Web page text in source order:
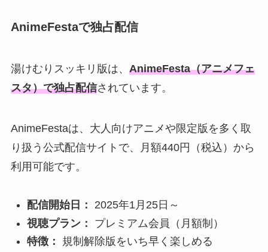
AnimeFestaで独占配信
湯けむりスッキリ版は、 AnimeFesta（アニメフェ
スタ）で独占配信されています。
AnimeFestaは、大人向けアニメや限定版を多く取
り扱う公式配信サイトで、月額440円（税込）から
利用可能です。
配信開始日：
2025年1月25日～
視聴プラン：
プレミアム会員（月額制）
特徴：
規制解除版をいち早く楽しめる